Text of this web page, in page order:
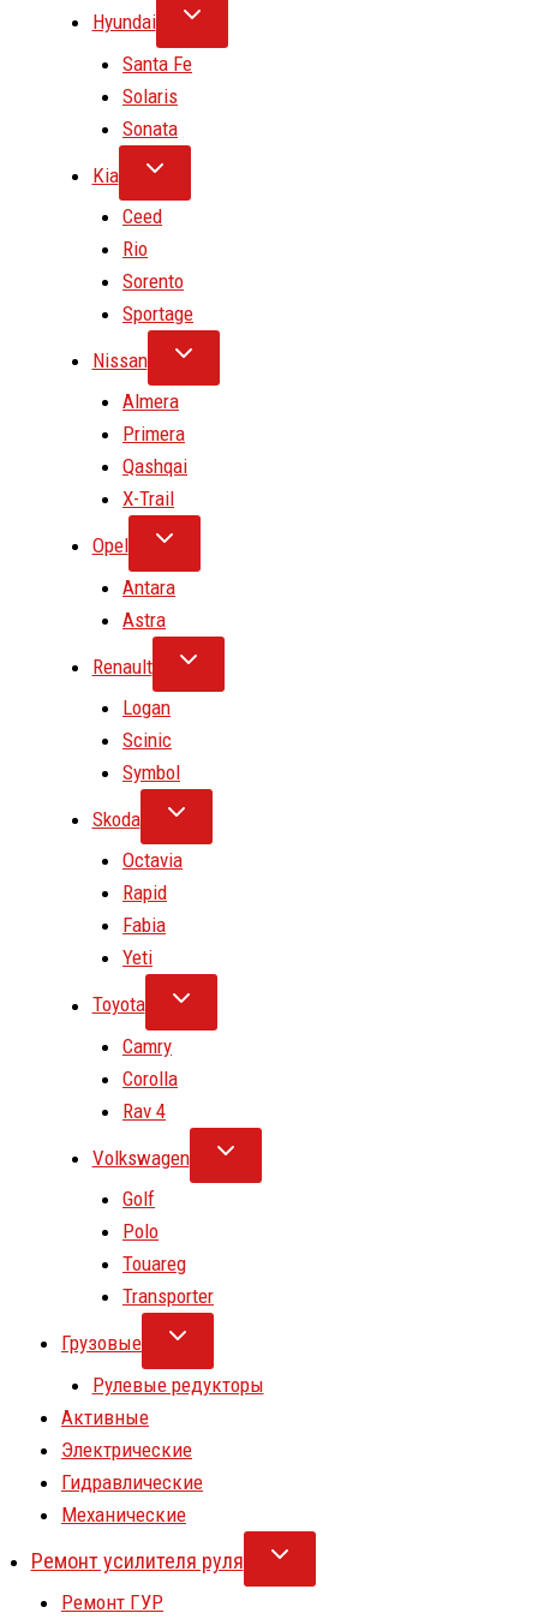
Hyundai
Santa Fe
Solaris
Sonata
Kia
Ceed
Rio
Sorento
Sportage
Nissan
Almera
Primera
Qashqai
X-Trail
Opel
Antara
Astra
Renault
Logan
Scinic
Symbol
Skoda
Octavia
Rapid
Fabia
Yeti
Toyota
Camry
Corolla
Rav 4
Volkswagen
Golf
Polo
Touareg
Transporter
Грузовые
Рулевые редукторы
Активные
Электрические
Гидравлические
Механические
Ремонт усилителя руля
Ремонт ГУР